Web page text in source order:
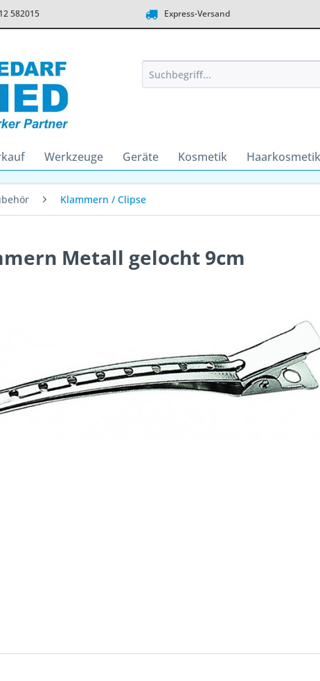
582015 Express-Versand
Werkzeuge Geräte Kosmetik Haarkosmetik
Klammern / Clipse
Metall gelocht 9cm